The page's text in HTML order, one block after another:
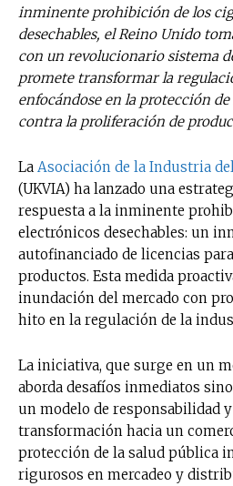
inminente prohibición de los
desechables, el Reino Unido
con un revolucionario sistema
promete transformar la
enfocándose en la protección
contra la proliferación de
La Asociación de la Industria
(UKVIA) ha lanzado una
respuesta a la inminente
electrónicos desechables: un
autofinanciado de licencias
productos. Esta medida
inundación del mercado con
hito en la regulación de la
La iniciativa, que surge en un
aborda desafíos inmediatos
un modelo de responsabilidad
transformación hacia un
protección de la salud pública
rigurosos en mercadeo y